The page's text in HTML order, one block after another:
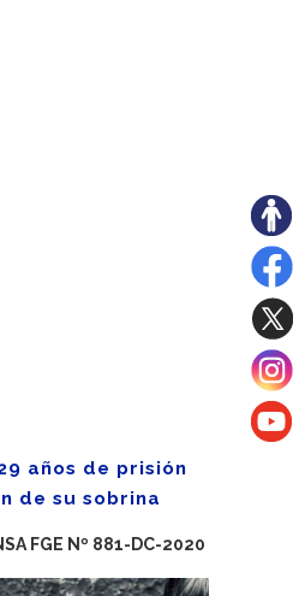
años de prisión
de su sobrina
FGE Nº 881-DC-2020